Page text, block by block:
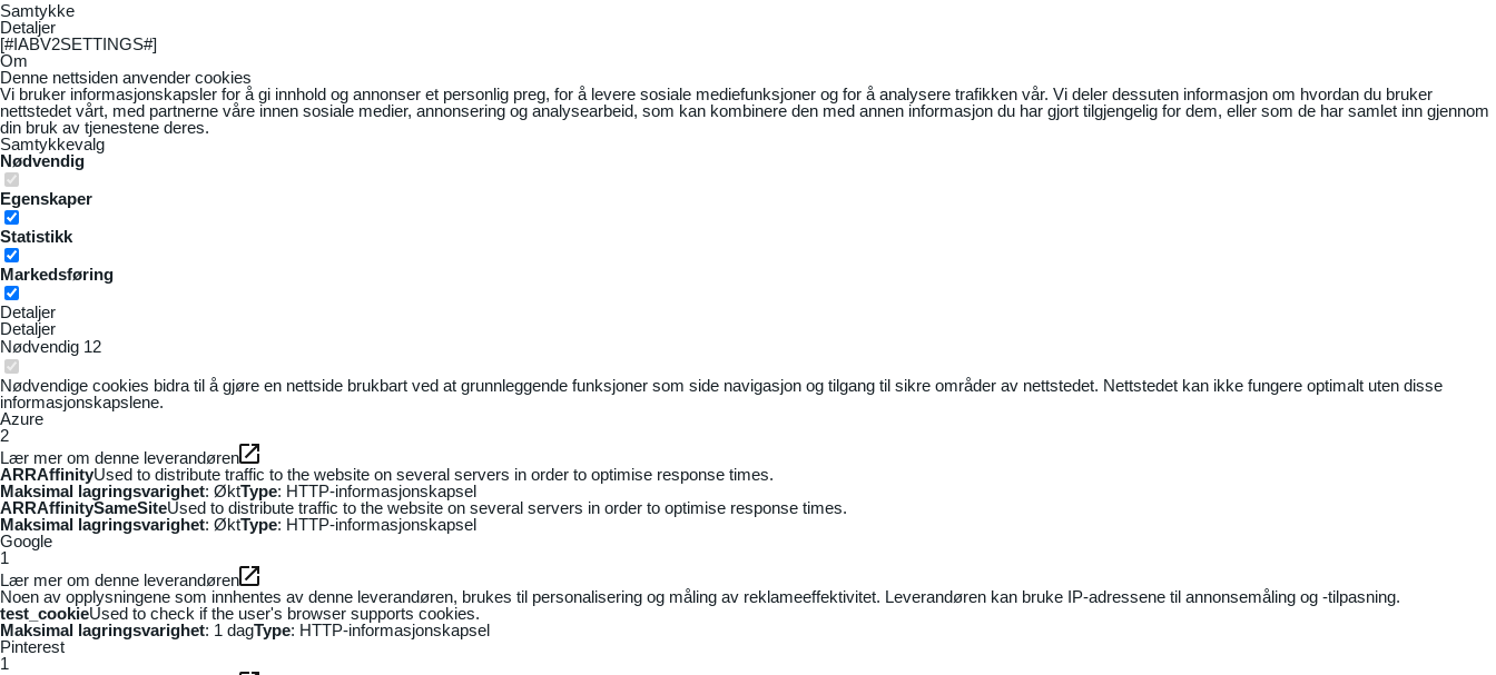
Samtykke
Detaljer
[#IABV2SETTINGS#]
Om
Denne nettsiden anvender cookies
Vi bruker informasjonskapsler for å gi innhold og annonser et personlig preg, for å levere sosiale mediefunksjoner og for å analysere trafikken vår. Vi deler dessuten informasjon om hvordan du bruker
nettstedet vårt, med partnerne våre innen sosiale medier, annonsering og analysearbeid, som kan kombinere den med annen informasjon du har gjort tilgjengelig for dem, eller som de har samlet inn gjennom
din bruk av tjenestene deres.
Samtykkevalg
Nødvendig
Egenskaper
Statistikk
Markedsføring
Detaljer
Detaljer
Nødvendig 12
Nødvendige cookies bidra til å gjøre en nettside brukbart ved at grunnleggende funksjoner som side navigasjon og tilgang til sikre områder av nettstedet. Nettstedet kan ikke fungere optimalt uten disse
informasjonskapslene.
Azure
2
Lær mer om denne leverandøren
ARRAffinityUsed to distribute traffic to the website on several servers in order to optimise response times.
Maksimal lagringsvarighet: ØktType: HTTP-informasjonskapsel
ARRAffinitySameSiteUsed to distribute traffic to the website on several servers in order to optimise response times.
Maksimal lagringsvarighet: ØktType: HTTP-informasjonskapsel
Google
1
Lær mer om denne leverandøren
Noen av opplysningene som innhentes av denne leverandøren, brukes til personalisering og måling av reklameeffektivitet. Leverandøren kan bruke IP-adressene til annonsemåling og -tilpasning.
test_cookieUsed to check if the user's browser supports cookies.
Maksimal lagringsvarighet: 1 dagType: HTTP-informasjonskapsel
Pinterest
1